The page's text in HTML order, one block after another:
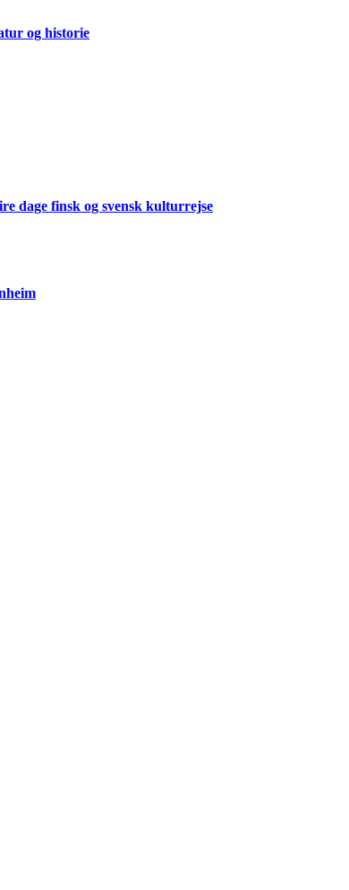
og historie
dage finsk og svensk kulturrejse